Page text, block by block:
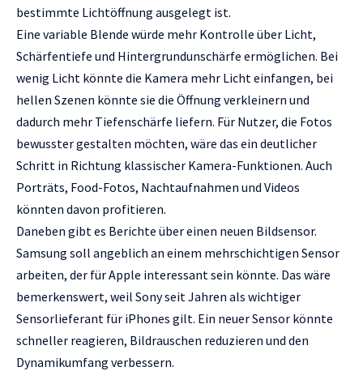
bestimmte Lichtöffnung ausgelegt ist.
Eine variable Blende würde mehr Kontrolle über Licht,
Schärfentiefe und Hintergrundunschärfe ermöglichen. Bei
wenig Licht könnte die Kamera mehr Licht einfangen, bei
hellen Szenen könnte sie die Öffnung verkleinern und
dadurch mehr Tiefenschärfe liefern. Für Nutzer, die Fotos
bewusster gestalten möchten, wäre das ein deutlicher
Schritt in Richtung klassischer Kamera-Funktionen. Auch
Porträts, Food-Fotos, Nachtaufnahmen und Videos
könnten davon profitieren.
Daneben gibt es Berichte über einen neuen Bildsensor.
Samsung soll angeblich an einem mehrschichtigen Sensor
arbeiten, der für Apple interessant sein könnte. Das wäre
bemerkenswert, weil Sony seit Jahren als wichtiger
Sensorlieferant für iPhones gilt. Ein neuer Sensor könnte
schneller reagieren, Bildrauschen reduzieren und den
Dynamikumfang verbessern.